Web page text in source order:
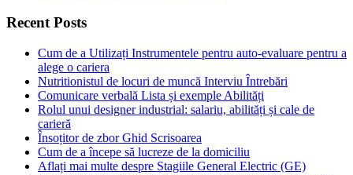
Recent Posts
Cum de a Utilizați Instrumentele pentru auto-evaluare pentru a
alege o cariera
Nutritionistul de locuri de muncă Interviu Întrebări
Comunicare verbală Lista și exemple Abilități
Rolul unui designer industrial: salariu, abilități și cale de
carieră
Însoțitor de zbor Ghid Scrisoarea
Cum de a începe să lucreze de la domiciliu
Aflați mai multe despre Stagiile General Electric (GE)